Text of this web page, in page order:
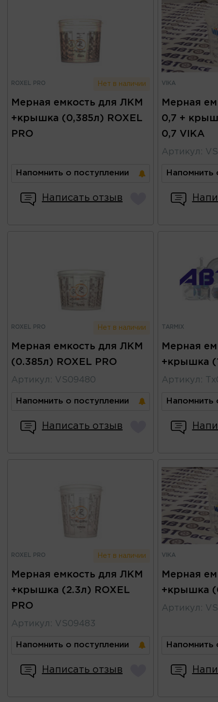
ROXEL PRO Нет в наличии
Мерная емкость для ЛКМ
+крышка (0,385л) ROXEL
PRO
Напомнить о поступлении
Написать отзыв
VIKA
Мерная
0,7 +
0,7 VIKA
Артикул :
Напомнить
ROXEL PRO Нет в наличии
Мерная емкость для ЛКМ
(0.385л) ROXEL PRO
Артикул : VS09480
Напомнить о поступлении
Написать отзыв
TARMIX
Мерная
+крышка
Артикул :
Напомнить
ROXEL PRO Нет в наличии
Мерная емкость для ЛКМ
+крышка (2.3л) ROXEL
PRO
Артикул : VS09483
Напомнить о поступлении
Написать отзыв
VIKA
Мерная
+крышка
Артикул :
Напомнить